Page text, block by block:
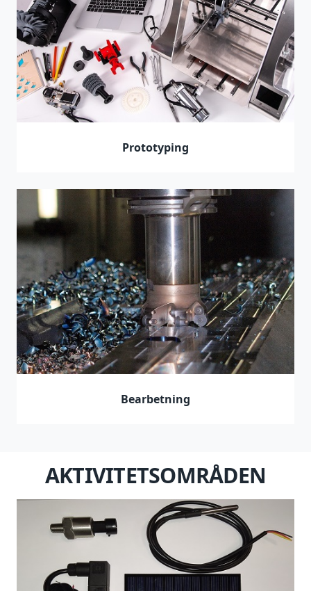
Prototyping
Bearbetning
AKTIVITETSOMRÅDEN